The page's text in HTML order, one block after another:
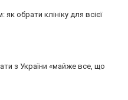
обрати клініку для всієї
з України «майже все, що